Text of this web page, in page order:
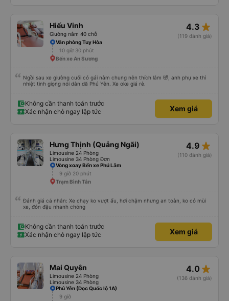
Hiếu Vinh
Giường nằm 40 chỗ
4.3 star_rate
(119 đánh giá)
Văn phòng Tuy Hòa
10 giờ 30 phút
Bến xe An Sương
Ngồi sau xe giường cuối có gái nằm chung nên thích lắm 🤣, anh phụ xe thì
nhiệt tình giọng nói dân dã Phú Yên. Xe oke giá rẻ.
Không cần thanh toán trước
Xác nhận chỗ ngay lập tức
Xem giá
Hưng Thịnh (Quảng Ngãi)
Limousine 24 Phòng
Limousine 34 Phòng Đơn
4.9 star_rate
(110 đánh giá)
Vòng xoay Bến xe Phú Lâm
9 giờ 20 phút
Trạm Bình Tân
Đánh giá cá nhân: Xe chạy ko vượt ẩu, hơi chậm nhưng an toàn, ko có mùi
xe, đón đậu nhanh chóng
Không cần thanh toán trước
Xác nhận chỗ ngay lập tức
Xem giá
Mai Quyên
Limousine 24 Phòng
Limousine 34 Phòng
4.0 star_rate
(136 đánh giá)
Phú Yên (Dọc Quốc lộ 1A)
9 giờ